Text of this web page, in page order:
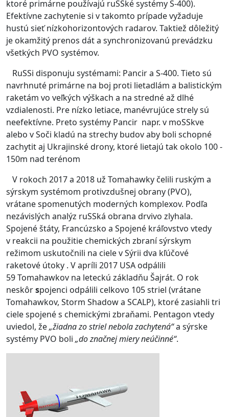
ktoré primárne používajú ruSSké systémy S-400).
Efektívne zachytenie si v takomto prípade vyžaduje
hustú sieť nízkohorizontových radarov. Taktiež dôležitý
je okamžitý prenos dát a synchronizovanú prevádzku
všetkých PVO systémov.
RuSSi disponuju systémami: Pancir a S-400. Tieto sú
navrhnuté primárne na boj proti lietadlám a balistickým
raketám vo veľkých výškach a na stredné až dlhé
vzdialenosti. Pre nízko letiace, manévrujúce strely sú
neefektívne. Preto systémy Pancir napr. v moSSkve
alebo v Soči kladú na strechy budov aby boli schopné
zachytit aj Ukrajinské drony, ktoré lietajú tak okolo 100 -
150m nad terénom
V rokoch 2017 a 2018 už Tomahawky čelili ruským a
sýrskym systémom protivzdušnej obrany (PVO),
vrátane spomenutých moderných komplexov. Podľa
nezávislých analýz ruSSká obrana drvivo zlyhala.
Spojené štáty, Francúzsko a Spojené kráľovstvo vtedy
v reakcii na použitie chemických zbraní sýrskym
režimom uskutočnili na ciele v Sýrii dva kľúčové
raketové útoky . V apríli 2017 USA odpálili
59 Tomahawkov na leteckú základňu Šajrát. O rok
neskôrspojenci odpálili celkovo 105 striel (vrátane
Tomahawkov, Storm Shadow a SCALP), ktoré zasiahli tri
ciele spojené s chemickými zbraňami. Pentagon vtedy
uviedol, že„žiadna zo striel nebola zachytená“a sýrske
systémy PVO boli„do značnej miery neúčinné“.